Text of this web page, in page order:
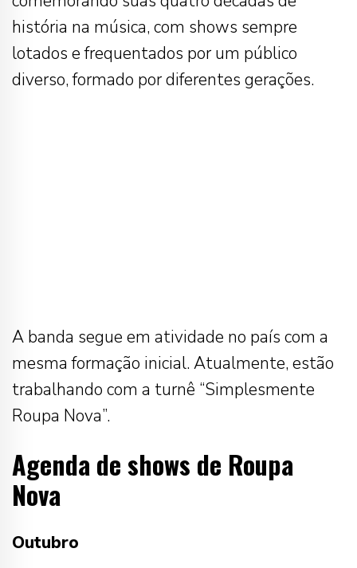
história na música, com shows sempre
lotados e frequentados por um público
diverso, formado por diferentes gerações.
A banda segue em atividade no país com a
mesma formação inicial. Atualmente, estão
trabalhando com a turnê “Simplesmente
Roupa Nova”.
Agenda de shows de Roupa
Nova
Outubro